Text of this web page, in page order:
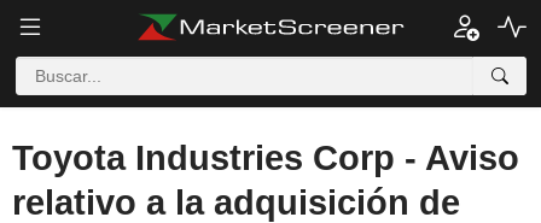
Toyota Industries Corp - Aviso
relativo a la adquisición de